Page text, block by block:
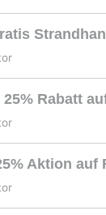
25% Rabatt
Aktion auf